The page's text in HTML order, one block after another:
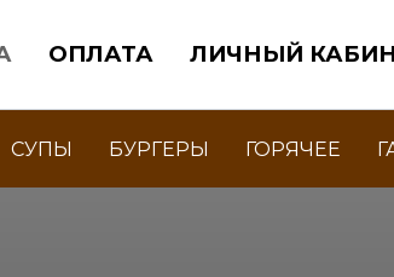
ОПЛАТА ЛИЧНЫЙ
СУПЫ БУРГЕРЫ ГОРЯЧЕЕ